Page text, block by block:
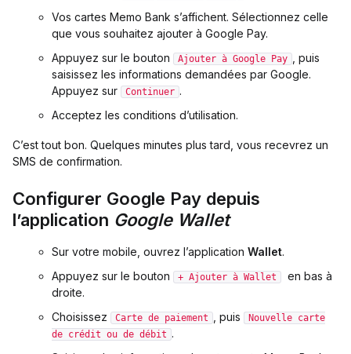
Vos cartes Memo Bank s’affichent. Sélectionnez celle
que vous souhaitez ajouter à Google Pay.
Appuyez sur le bouton
Ajouter à Google Pay
, puis
saisissez les informations demandées par Google.
Appuyez sur
Continuer .
Acceptez les conditions d’utilisation.
C’est tout bon. Quelques minutes plus tard, vous recevrez un
SMS de confirmation.
Configurer Google Pay depuis
l’application Google Wallet
Sur votre mobile, ouvrez l’application Wallet.
Appuyez sur le bouton
+ Ajouter à Wallet
en bas à
droite.
Choisissez
Carte de paiement , puis
Nouvelle carte
de crédit ou de débit .